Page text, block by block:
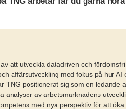
att utveckla datadriven och fördomsfri
affärsutveckling med fokus på hur AI
TNG positionerat sig som en ledande
analyser av arbetsmarknadens
med nya perspektiv för att öka